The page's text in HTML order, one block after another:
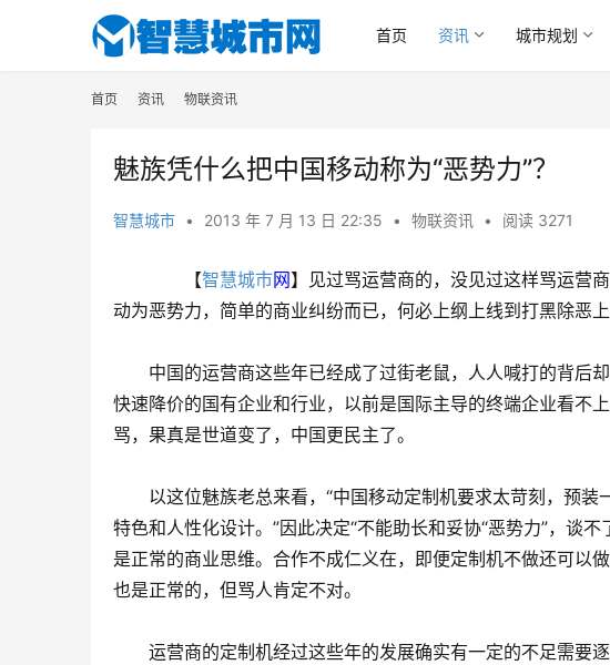
首页 资讯 城市规划
首页 资讯 物联资讯
魅族凭什么把中国移动称为“恶势力”？
智慧城市 • 2013 年 7 月 13 日 22:35 • 物联资讯 • 阅读 3271
【智慧城市网】见过骂运营商的，没见过这样骂运营
动为恶势力，简单的商业纠纷而已，何必上纲上线到打黑除恶上
中国的运营商这些年已经成了过街老鼠，人人喊打的背后
快速降价的国有企业和行业，以前是国际主导的终端企业看不
骂，果真是世道变了，中国更民主了。
以这位魅族老总来看，“中国移动定制机要求太苛刻，预装
特色和人性化设计。”因此决定“不能助长和妥协“恶势力”，谈
是正常的商业思维。合作不成仁义在，即便定制机不做还可以
也是正常的，但骂人肯定不对。
运营商的定制机经过这些年的发展确实有一定的不足需要